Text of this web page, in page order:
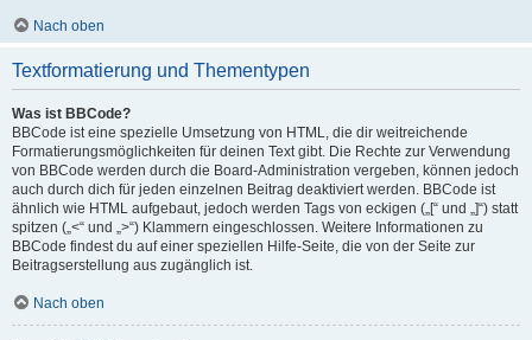
Nach oben
Textformatierung und Thementypen
Was ist BBCode?
BBCode ist eine spezielle Umsetzung von HTML, die dir weitreichende
Formatierungsmöglichkeiten für deinen Text gibt. Die Rechte zur Verwendung
von BBCode werden durch die Board-Administration vergeben, können jedoch
auch durch dich für jeden einzelnen Beitrag deaktiviert werden. BBCode ist
ähnlich wie HTML aufgebaut, jedoch werden Tags von eckigen („[“ und „]“) statt
spitzen („<“ und „>“) Klammern eingeschlossen. Weitere Informationen zu
BBCode findest du auf einer speziellen Hilfe-Seite, die von der Seite zur
Beitragserstellung aus zugänglich ist.
Nach oben